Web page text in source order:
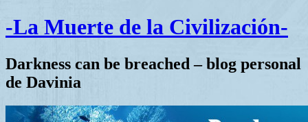
-La Muerte de la Civilización-
Darkness can be breached – blog personal
de Davinia